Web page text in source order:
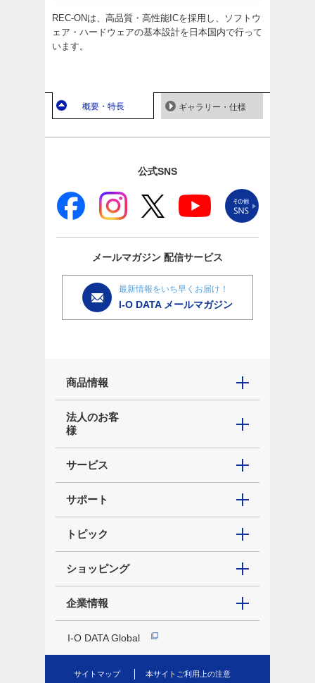
REC-ONは、高品質・高性能ICを採用し、ソフトウ
ェア・ハードウェアの基本設計を日本国内で行って
います。
概要・特長 ギャラリー・仕様
公式SNS
メールマガジン 配信サービス
最新情報をいち早くお届け！
I-O DATA メールマガジン
商品情報
法人のお客
様
サービス
サポート
トピック
ショッピング
企業情報
I-O DATA Global
サイトマップ 本サイトご利用上の注意